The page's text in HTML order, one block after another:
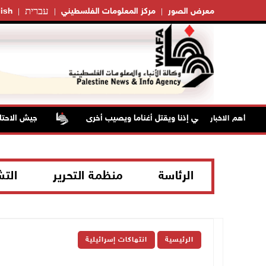
עברית مركز المعلومات الفلسطيني معرض الصور
أهم الاخبار
على راعي أغنام في إذنا ويقتل أغناما ويصيب أخرى جيش
الرئاسة منظمة التحرير
الرئيسية انتهاكات إسرائيلية